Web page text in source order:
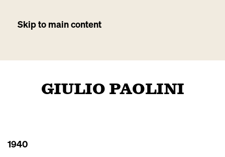
Skip to main content
GIULIO PAOLINI
1940